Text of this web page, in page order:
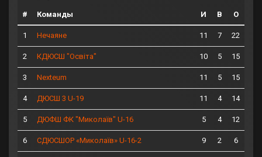
# Команды И В О
1 Нечаяне 11 7 22
2 КДЮСШ "Освіта" 10 5 15
3 Nexteum 11 5 15
4 ДЮСШ 3 U-19 11 4 14
5 ДЮФШ ФК "Миколаїв" U-16 5 4 12
6 СДЮСШОР «Миколаїв» U-16-2 9 2 6